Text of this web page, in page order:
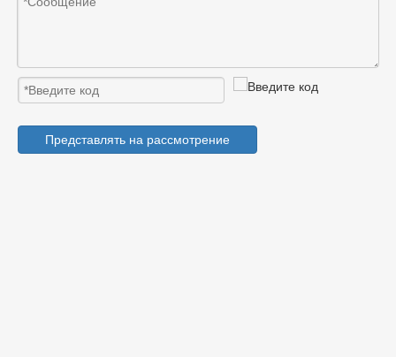
Представлять на рассмотрение